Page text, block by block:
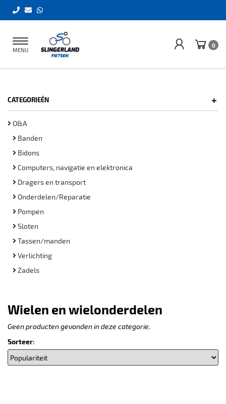
Toggle
navigation
MENU
0
CATEGORIEËN +
O&A
Banden
Bidons
Computers, navigatie en elektronica
Dragers en transport
Onderdelen/Reparatie
Pompen
Sloten
Tassen/manden
Verlichting
Zadels
Wielen en wielonderdelen
Geen producten gevonden in deze categorie.
Sorteer: